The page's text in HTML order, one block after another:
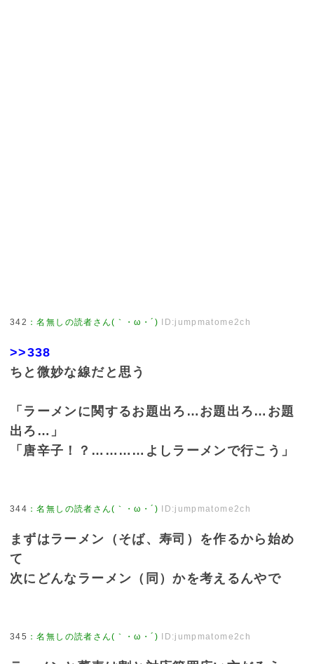
342 ：名無しの読者さん(｀・ω・´) ID:jumpmatome2ch
>>338
ちと微妙な線だと思う
「ラーメンに関するお題出ろ…お題出ろ…お題
出ろ…」
「唐辛子！？…………よしラーメンで行こう」
344 ：名無しの読者さん(｀・ω・´) ID:jumpmatome2ch
まずはラーメン（そば、寿司）を作るから始め
て
次にどんなラーメン（同）かを考えるんやで
345 ：名無しの読者さん(｀・ω・´) ID:jumpmatome2ch